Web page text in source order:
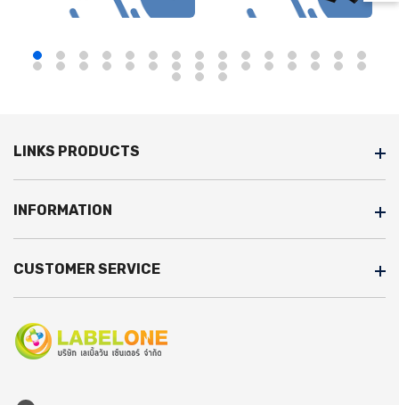
LINKS PRODUCTS
INFORMATION
CUSTOMER SERVICE